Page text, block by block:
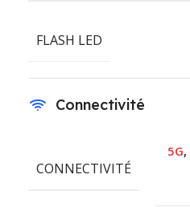
FLASH LED
Connectivité
CONNECTIVITÉ
5G,